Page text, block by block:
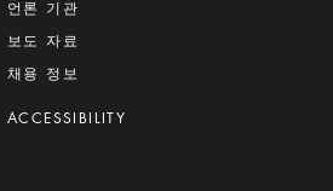
언론 기관
보도 자료
채용 정보
ACCESSIBILITY